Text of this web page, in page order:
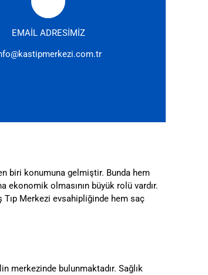
EMAİL ADRESİMİZ
biri konumuna gelmiştir. Bunda hem
olmasının büyük rolü vardır.
Merkezi evsahipliğinde hem saç
merkezinde bulunmaktadır. Sağlık